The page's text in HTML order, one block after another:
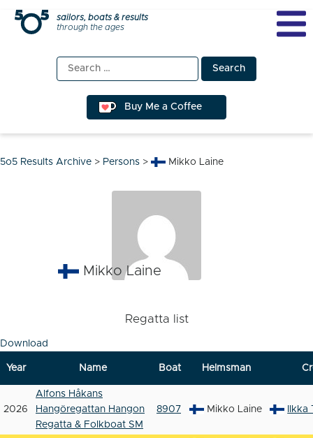
Skip
sailors, boats & results
through the ages
Search
for:
Buy Me a Coffee
5o5 Results Archive > Persons > Mikko Laine
Mikko Laine
Regatta list
Download
Year Name Boat Helmsman
2026
Alfons Håkans
Hangöregattan Hangon
Regatta & Folkboat SM
8907 Mikko Laine